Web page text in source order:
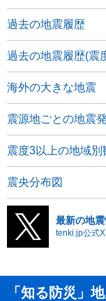
過去の地震履歴
過去の地震履歴(震
海外の大きな地震
震源地ごとの地震
震度3以上の地域別
震央分布図
最新の地
tenki.jp公式X
「知る防災」